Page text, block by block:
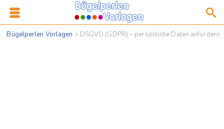
Bügelperlen Vorlagen > DSGVO (GDPR) – persönliche Daten anfordern